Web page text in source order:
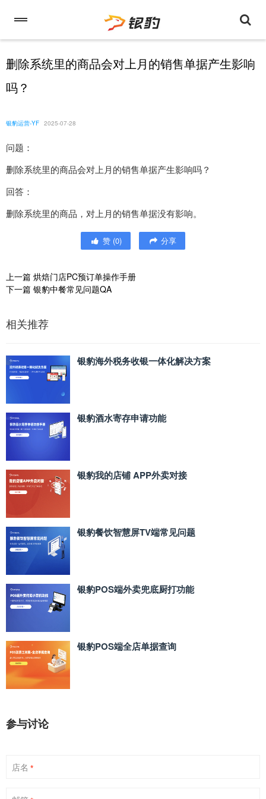
删除系统里的商品会对上月的销售单据产生影响
吗？
银豹运营-YF 2025-07-28
问题：
删除系统里的商品会对上月的销售单据产生影响吗？
回答：
删除系统里的商品，对上月的销售单据没有影响。
赞 (0) 分享
上一篇 烘焙门店PC预订单操作手册
下一篇 银豹中餐常见问题QA
相关推荐
银豹海外税务收银一体化解决方案
银豹酒水寄存申请功能
银豹我的店铺 APP外卖对接
银豹餐饮智慧屏TV端常见问题
银豹POS端外卖兜底厨打功能
银豹POS端全店单据查询
参与讨论
店名 *